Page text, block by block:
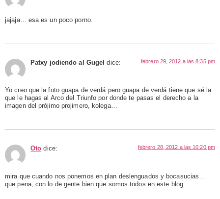
jajaja… esa es un poco porno.
Patxy jodiendo al Gugel dice: febrero 29, 2012 a las 8:35 pm
Yo creo que la foto guapa de verdá pero guapa de verdá tiene que sé la
que le hagas al Arco del Triunfo por donde te pasas el derecho a la
imagen del prójimo projimero, kolega…
Oto dice: febrero 28, 2012 a las 10:20 pm
mira que cuando nos ponemos en plan deslenguados y bocasucias…
que pena, con lo de gente bien que somos todos en este blog